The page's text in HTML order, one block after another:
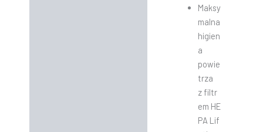
Maksy
malna
higien
a
powie
trza
z filtr
em HE
PA Lif